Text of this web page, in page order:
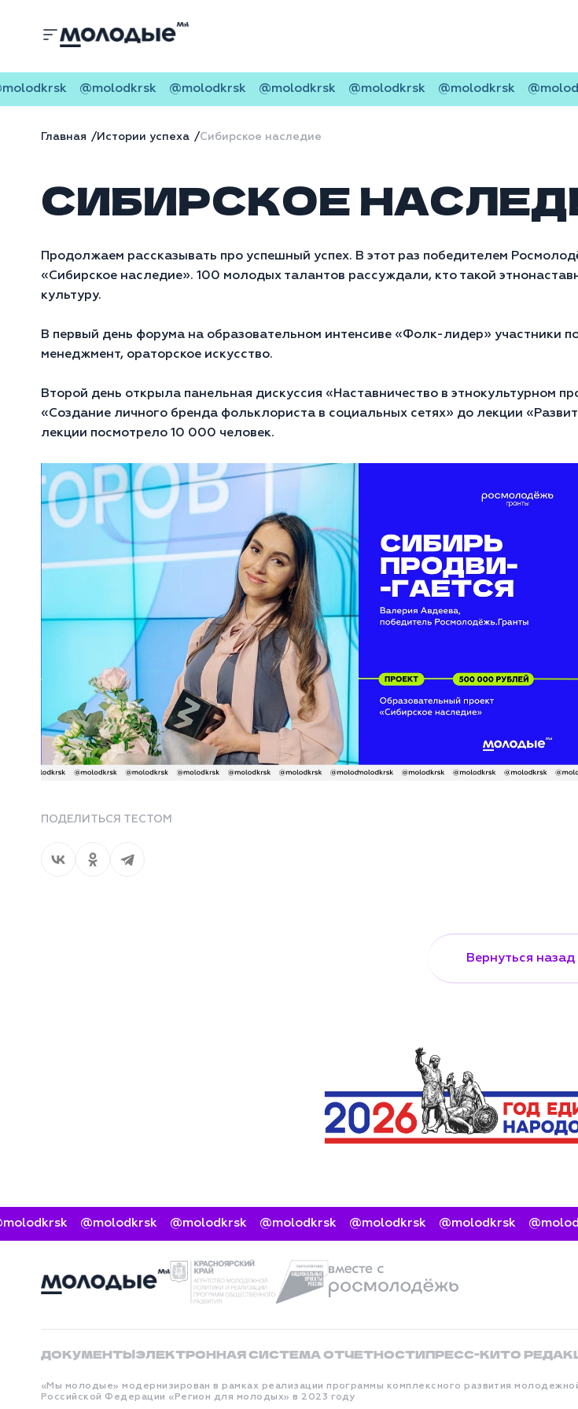
@molodkrsk @molodkrsk @molodkrsk @molodkrsk @molodkrsk
Главная Истории успеха Сибирское наследие
СИБИРСКОЕ
Продолжаем рассказывать про успешный успех. В этот раз победителем
«Сибирское наследие». 100 молодых талантов рассуждали, кто такой
культуру.
В первый день форума на образовательном интенсиве «Фолк-лидер» участники
менеджмент, ораторское искусство.
Второй день открыла панельная дискуссия «Наставничество в этнокультурном
«Создание личного бренда фольклориста в социальных сетях» до лекции
лекции посмотрело 10 000 человек.
ПОДЕЛИТЬСЯ ТЕСТОМ
Вернуться назад
@molodkrsk @molodkrsk @molodkrsk @molodkrsk @molodkrsk
ДОКУМЕНТЫЭЛЕКТРОННАЯ СИСТЕМА ОТЧЕТНОСТИПРЕСС-КИТО
«Мы молодые» модернизирован в рамках реализации программы комплексного развития
Российской Федерации «Регион для молодых» в 2023 году